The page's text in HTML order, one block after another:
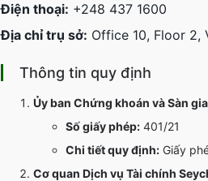
Điện thoại: +248 437 1600
Địa chỉ trụ sở: Office 10, Floor 2,
Thông tin quy định
Ủy ban Chứng khoán và Sàn
Số giấy phép: 401/21
Chi tiết quy định: Giấy
Cơ quan Dịch vụ Tài chính